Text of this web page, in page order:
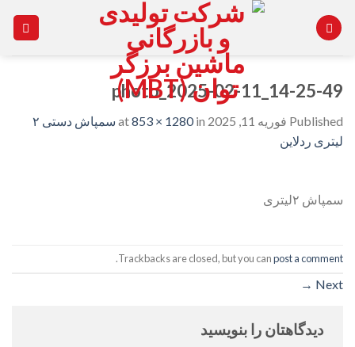
photo_2025-02-11_14-25-49
Published فوریه 11, 2025 853 × 1280in
سمپاش دستی ۲
لیتری ردلاین
سمپاش ۲لیتری
Trackbacks are closed, but you canpost a comment
.
Next
→
دیدگاهتان را بنویسید